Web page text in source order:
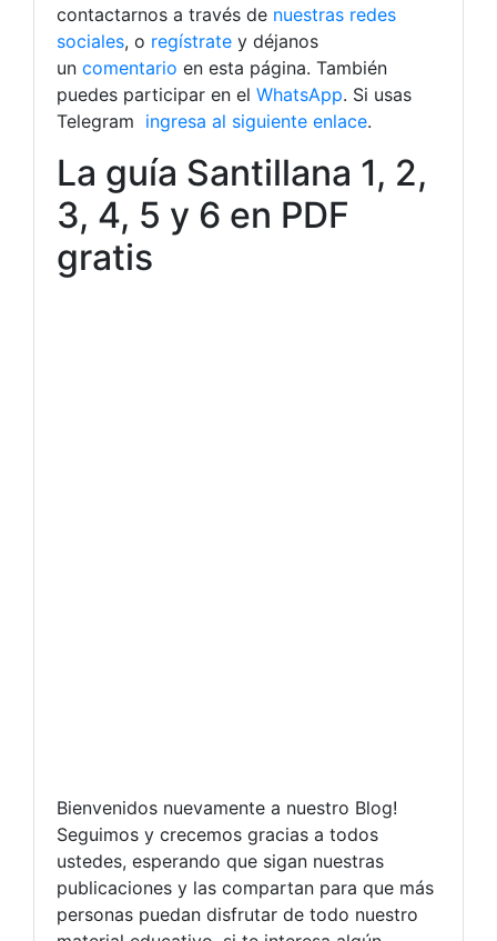
contactarnos a través de nuestras redes
sociales, o regístrate y déjanos
un comentario en esta página. También
puedes participar en el WhatsApp. Si usas
Telegram ingresa al siguiente enlace.
La guía Santillana 1, 2,
3, 4, 5 y 6 en PDF
gratis
Bienvenidos nuevamente a nuestro Blog!
Seguimos y crecemos gracias a todos
ustedes, esperando que sigan nuestras
publicaciones y las compartan para que más
personas puedan disfrutar de todo nuestro